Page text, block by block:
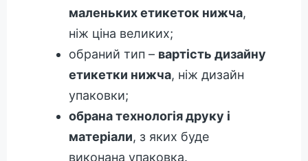
маленьких етикеток нижча,
ніж ціна великих;
обраний тип – вартість дизайну
етикетки нижча, ніж дизайн
упаковки;
обрана технологія друку і
матеріали, з яких буде
виконана упаковка.